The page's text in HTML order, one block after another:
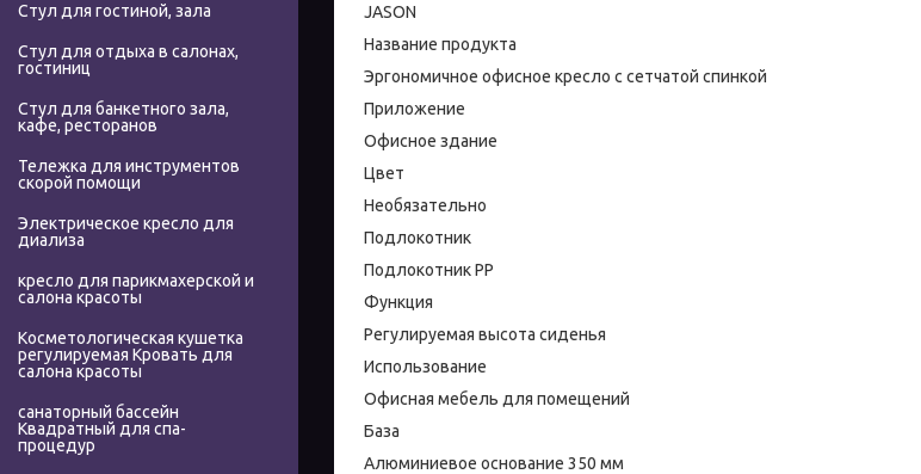
JASON
Название продукта
Эргономичное офисное кресло с сетчатой спинкой
Приложение
Офисное здание
Цвет
Необязательно
Подлокотник
Подлокотник PP
Функция
Регулируемая высота сиденья
Использование
Офисная мебель для помещений
База
Алюминиевое основание 350 мм
Стул для гостиной, зала
Стул для отдыха в салонах,
гостиниц
Стул для банкетного зала,
кафе, ресторанов
Тележка для инструментов
скорой помощи
Электрическое кресло для
диализа
кресло для парикмахерской и
салона красоты
Косметологическая кушетка
регулируемая Кровать для
салона красоты
санаторный бассейн
Квадратный для спа-
процедур